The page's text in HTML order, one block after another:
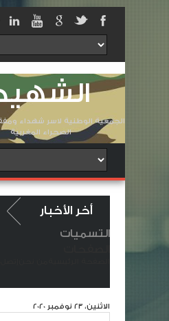
الجمعية الوطنية لاسر شهداء
الصحراء المغربية
أخر الأخبار
في وفاة المشمولة برحمته السيدة
التسميات
الاثنين، 23 نوفمبر 2020